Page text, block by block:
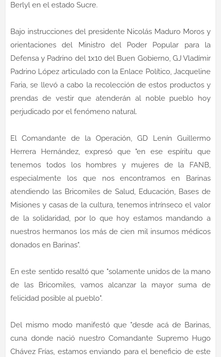
Berlyl en el estado Sucre.
Bajo instrucciones del presidente Nicolás Maduro Moros y
orientaciones del Ministro del Poder Popular para la
Defensa y Padrino del 1x10 del Buen Gobierno, GJ Vladímir
Padrino López articulado con la Enlace Político, Jacqueline
Faria, se llevó a cabo la recolección de estos productos y
prendas de vestir que atenderán al noble pueblo hoy
perjudicado por el fenómeno natural.
El Comandante de la Operación, GD Lenín Guillermo
Herrera Hernández, expresó que "en ese espíritu que
tenemos todos los hombres y mujeres de la FANB,
especialmente los que nos encontramos en Barinas
atendiendo las Bricomiles de Salud, Educación, Bases de
Misiones y casas de la cultura, tenemos intrínseco el valor
de la solidaridad, por lo que hoy estamos mandando a
nuestros hermanos los más de cien mil insumos médicos
donados en Barinas".
En este sentido resaltó que "solamente unidos de la mano
de las Bricomiles, vamos alcanzar la mayor suma de
felicidad posible al pueblo".
Del mismo modo manifestó que "desde acá de Barinas,
cuna donde nació nuestro Comandante Supremo Hugo
Chávez Frías, estamos enviando para el beneficio de este